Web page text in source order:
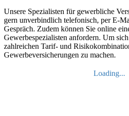
Unsere Spezialisten für gewerbliche
gern unverbindlich telefonisch, per E-
Gespräch. Zudem können Sie online
Gewerbespezialisten anfordern. Um
zahlreichen Tarif- und
Gewerbeversicherungen zu machen.
Loading...